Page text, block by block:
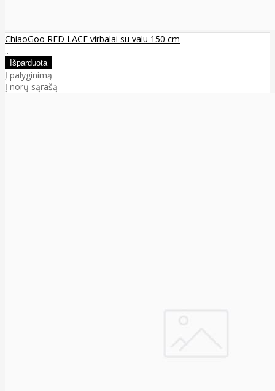
ChiaoGoo RED LACE virbalai su valu 150 cm
..
Į palyginimą
Į norų sąrašą